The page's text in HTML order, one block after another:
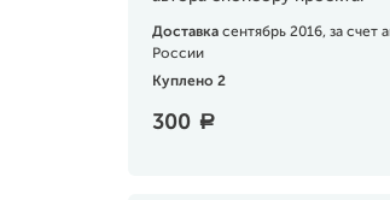
Доставка сентябрь 2016, за счет
России
Куплено 2
300 a